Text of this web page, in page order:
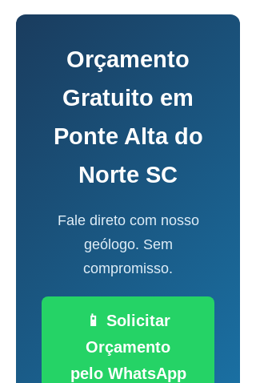
Orçamento
Gratuito em
Ponte Alta do
Norte SC
Fale direto com nosso
geólogo. Sem
compromisso.
📱 Solicitar
Orçamento
pelo WhatsApp